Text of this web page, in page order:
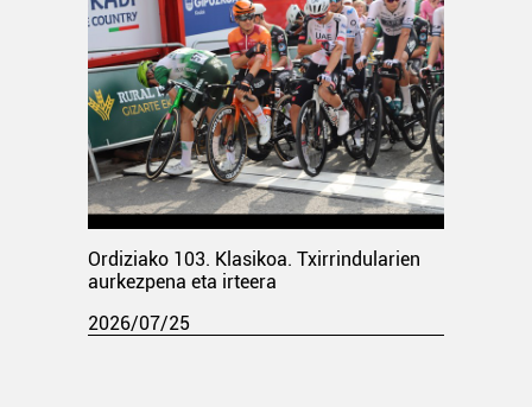
Ordiziako 103. Klasikoa. Txirrindularien
aurkezpena eta irteera
2026/07/25